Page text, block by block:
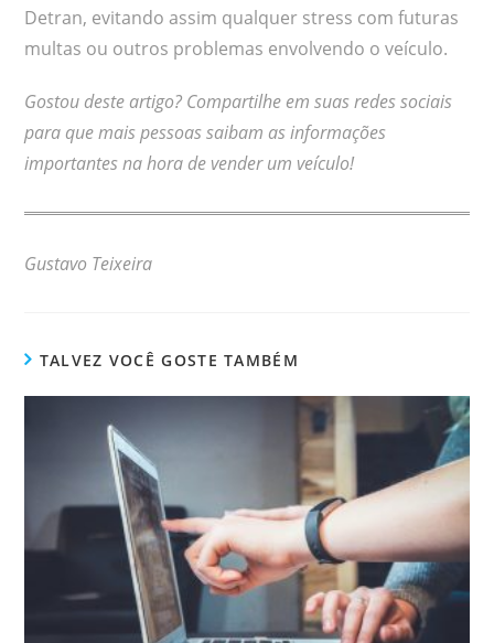
Detran, evitando assim qualquer stress com futuras
multas ou outros problemas envolvendo o veículo.
Gostou deste artigo? Compartilhe em suas redes sociais
para que mais pessoas saibam as informações
importantes na hora de vender um veículo!
Gustavo Teixeira
TALVEZ VOCÊ GOSTE TAMBÉM